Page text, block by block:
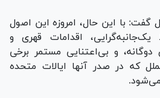
گفت: با این حال، امروزه این اصول
یک‌جانبه‌گرایی، اقدامات قهری و
دوگانه، و بی‌اعتنایی مستمر برخی
که در صدر آنها ایالات متحده
می‌شود.